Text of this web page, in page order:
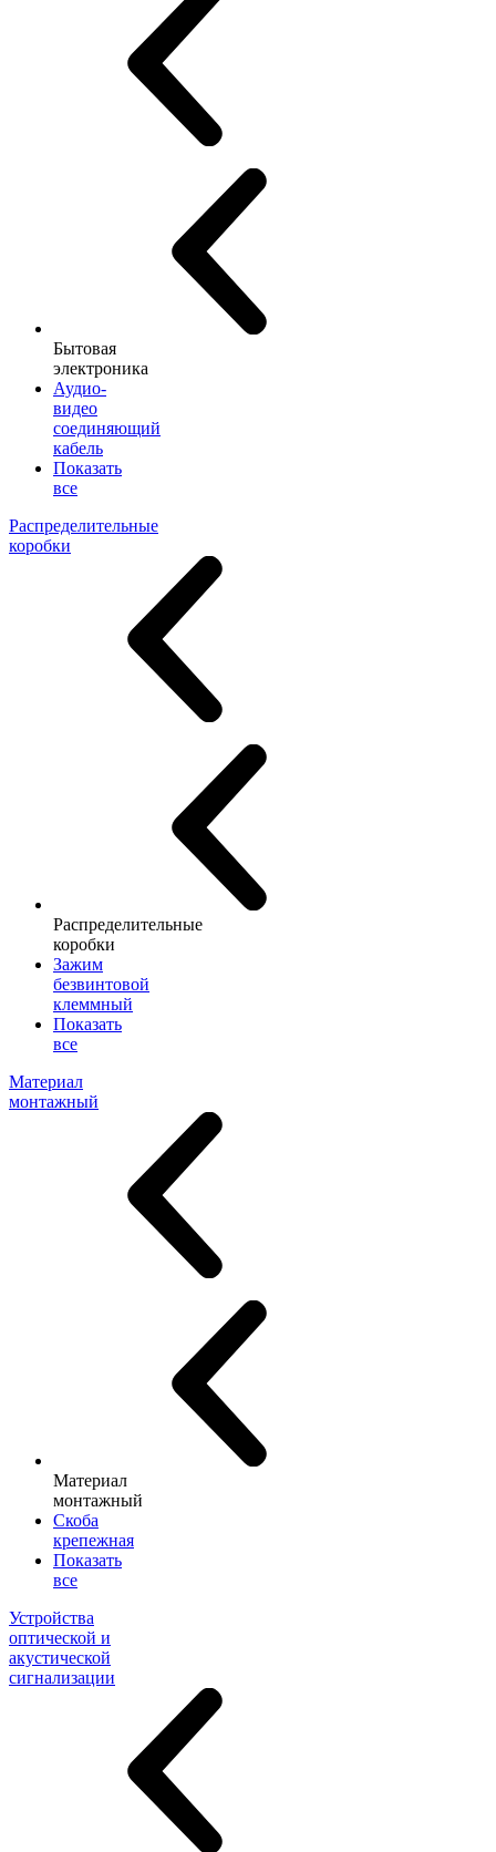
Бытовая
электроника
Аудио-
видео
соединяющий
кабель
Показать
все
Распределительные
коробки
Распределительные
коробки
Зажим
безвинтовой
клеммный
Показать
все
Материал
монтажный
Материал
монтажный
Скоба
крепежная
Показать
все
Устройства
оптической и
акустической
сигнализации